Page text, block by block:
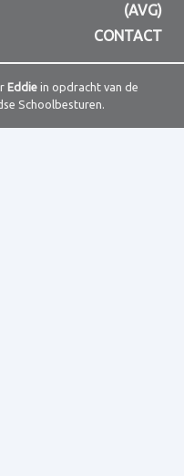
(AVG)
CONTACT
Eddiein opdracht van de
Schoolbesturen.